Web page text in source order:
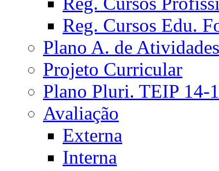
Reg. Cursos Edu.
Plano A. de Atividades
Projeto Curricular
Plano Pluri. TEIP 14-
Avaliação
Externa
Interna